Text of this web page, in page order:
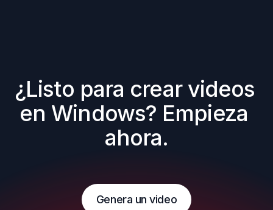
¿Listo para crear videos
en Windows? Empieza
ahora.
Genera un video